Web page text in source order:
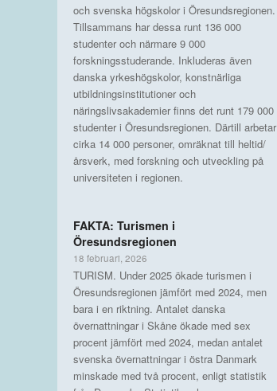
och svenska högskolor i Öresundsregionen.
Tillsammans har dessa runt 136 000
studenter och närmare 9 000
forskningsstuderande. Inkluderas även
danska yrkeshögskolor, konstnärliga
utbildningsinstitutioner och
näringslivsakademier finns det runt 179 000
studenter i Öresundsregionen. Därtill arbetar
cirka 14 000 personer, omräknat till heltid/
årsverk, med forskning och utveckling på
universiteten i regionen.
FAKTA: Turismen i
Öresundsregionen
18 februari, 2026
TURISM. Under 2025 ökade turismen i
Öresundsregionen jämfört med 2024, men
bara i en riktning. Antalet danska
övernattningar i Skåne ökade med sex
procent jämfört med 2024, medan antalet
svenska övernattningar i östra Danmark
minskade med två procent, enligt statistik